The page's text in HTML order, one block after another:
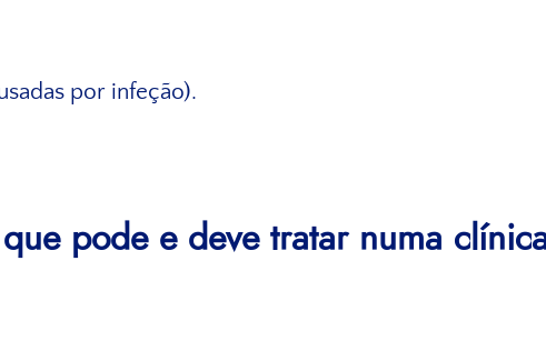
por infeção).
pode e deve tratar numa